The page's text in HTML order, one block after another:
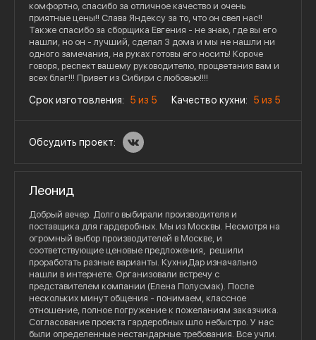
комфортно, спасибо за отличное качество и очень
приятные цены!! Слава Яндексу за то, что он свел нас!!
Также спасибо за сборщика Евгения - не знаю, где вы его
нашли, но он - лучший, сделал 3 дома и мы не нашли ни
одного замечания, на руках готовы его носить! Короче
говоря, респект вашему руководителю, процветания вам и
всех благ!!! Привет из Сибири с любовью!!!!
Срок изготовления: 5 из 5 Качество кухни: 5 из 5
Обсудить проект:
Леонид
Добрый вечер. Долго выбирали производителя и
поставщика для гардеробных. Мы из Москвы. Несмотря на
огромный выбор производителей в Москве, и
соответствующие ценовые предложения, решили
проработать разные варианты. КухниДар изначально
нашли в интернете. Организовали встречу с
представителем компании (Елена Полусмак). После
нескольких минут общения - понимаем, классное
отношение, полное погружение к пожеланиям заказчика.
Согласование проекта гардеробных шло небыстро. У нас
были определенные нестандарные требования. Все учли.